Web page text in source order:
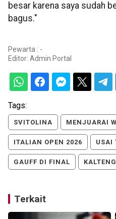
besar karena saya sudah
bagus."
Pewarta : -
Editor: Admin Portal
Tags:
SVITOLINA MENJUARAI
ITALIAN OPEN 2026 USAI
GAUFF DI FINAL KALTENG
Terkait